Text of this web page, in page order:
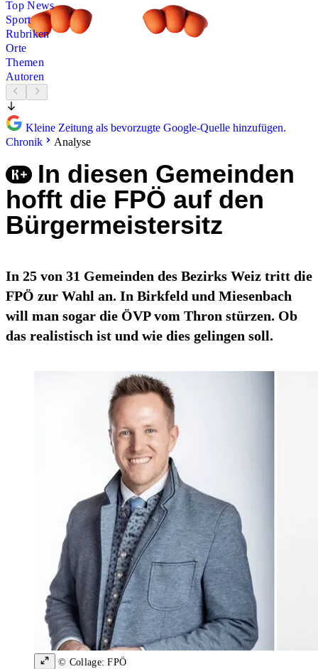
Top News
Sport
Rubriken
Orte
Themen
Autoren
Kleine Zeitung als bevorzugte Google-Quelle hinzufügen.
Chronik
Analyse
In diesen Gemeinden
hofft die FPÖ auf den
Bürgermeistersitz
In 25 von 31 Gemeinden des Bezirks Weiz tritt die
FPÖ zur Wahl an. In Birkfeld und Miesenbach
will man sogar die ÖVP vom Thron stürzen. Ob
das realistisch ist und wie dies gelingen soll.
© Collage: FPÖ